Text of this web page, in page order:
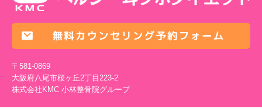
〒581-0869
大阪府八尾市桜ヶ丘2丁目223-2
株式会社KMC 小林整骨院グループ